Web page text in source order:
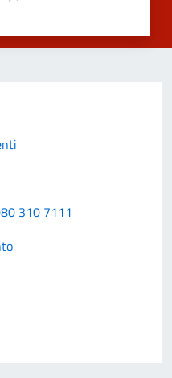
310 7111